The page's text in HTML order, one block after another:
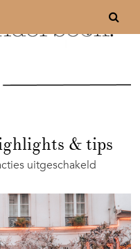
& tips
uitgeschakeld
Parijs:
&
tips